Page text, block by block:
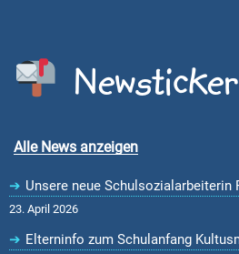
Newsticker
Alle News anzeigen
Unsere neue
23. April 2026
Elterninfo zum Schulanfang